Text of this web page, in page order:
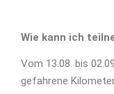
Wie kann ich
Vom 13.08. bis
gefahrene